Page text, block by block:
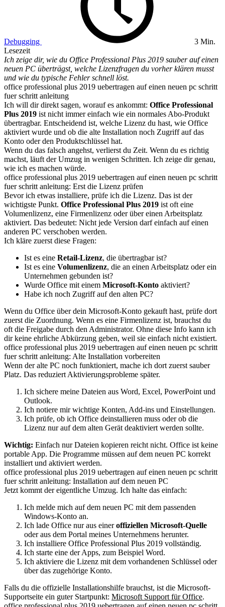
Debugging
3 Min.
Lesezeit
Ich zeige dir, wie du Office Professional Plus 2019 sauber auf einen
neuen PC überträgst, welche Lizenzfragen du vorher klären musst
und wie du typische Fehler schnell löst.
office professional plus 2019 uebertragen auf einen neuen pc schritt
fuer schritt anleitung
Ich will dir direkt sagen, worauf es ankommt: Office Professional
Plus 2019 ist nicht immer einfach wie ein normales Abo-Produkt
übertragbar. Entscheidend ist, welche Lizenz du hast, wie Office
aktiviert wurde und ob die alte Installation noch Zugriff auf das
Konto oder den Produktschlüssel hat.
Wenn du das falsch angehst, verlierst du Zeit. Wenn du es richtig
machst, läuft der Umzug in wenigen Schritten. Ich zeige dir genau,
wie ich es machen würde.
office professional plus 2019 uebertragen auf einen neuen pc schritt
fuer schritt anleitung: Erst die Lizenz prüfen
Bevor ich etwas installiere, prüfe ich die Lizenz. Das ist der
wichtigste Punkt. Office Professional Plus 2019 ist oft eine
Volumenlizenz, eine Firmenlizenz oder über einen Arbeitsplatz
aktiviert. Das bedeutet: Nicht jede Version darf einfach auf einen
anderen PC verschoben werden.
Ich kläre zuerst diese Fragen:
Ist es eine Retail-Lizenz, die übertragbar ist?
Ist es eine Volumenlizenz, die an einen Arbeitsplatz oder ein
Unternehmen gebunden ist?
Wurde Office mit einem Microsoft-Konto aktiviert?
Habe ich noch Zugriff auf den alten PC?
Wenn du Office über dein Microsoft-Konto gekauft hast, prüfe dort
zuerst die Zuordnung. Wenn es eine Firmenlizenz ist, brauchst du
oft die Freigabe durch den Administrator. Ohne diese Info kann ich
dir keine ehrliche Abkürzung geben, weil sie einfach nicht existiert.
office professional plus 2019 uebertragen auf einen neuen pc schritt
fuer schritt anleitung: Alte Installation vorbereiten
Wenn der alte PC noch funktioniert, mache ich dort zuerst sauber
Platz. Das reduziert Aktivierungsprobleme später.
Ich sichere meine Dateien aus Word, Excel, PowerPoint und
Outlook.
Ich notiere mir wichtige Konten, Add-ins und Einstellungen.
Ich prüfe, ob ich Office deinstallieren muss oder ob die
Lizenz nur auf dem alten Gerät deaktiviert werden sollte.
Wichtig: Einfach nur Dateien kopieren reicht nicht. Office ist keine
portable App. Die Programme müssen auf dem neuen PC korrekt
installiert und aktiviert werden.
office professional plus 2019 uebertragen auf einen neuen pc schritt
fuer schritt anleitung: Installation auf dem neuen PC
Jetzt kommt der eigentliche Umzug. Ich halte das einfach:
Ich melde mich auf dem neuen PC mit dem passenden
Windows-Konto an.
Ich lade Office nur aus eineroffiziellen Microsoft-Quelle
oder aus dem Portal meines Unternehmens herunter.
Ich installiere Office Professional Plus 2019 vollständig.
Ich starte eine der Apps, zum Beispiel Word.
Ich aktiviere die Lizenz mit dem vorhandenen Schlüssel oder
über das zugehörige Konto.
Falls du die offizielle Installationshilfe brauchst, ist die Microsoft-
Supportseite ein guter Startpunkt: Microsoft Support für Office.